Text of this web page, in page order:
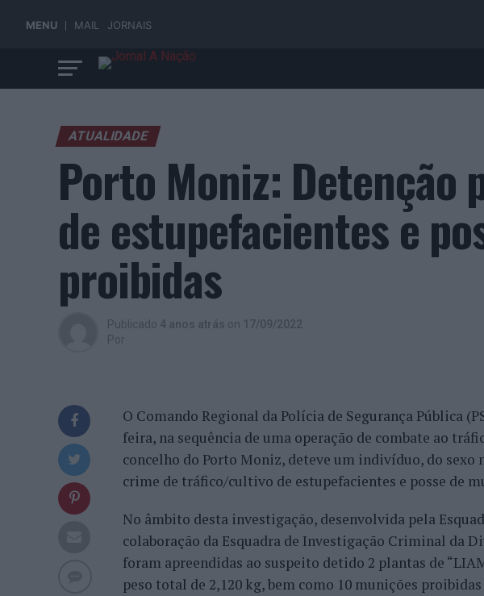
MENU MAIL JORNAIS
ATUALIDADE
Porto Moniz:
de estupefacientes e
proibidas
Publicado 4 anos atrás on 17/09/2022
Por
O Comando Regional da Polícia de Segurança Pública
feira, na sequência de uma operação de combate ao
concelho do Porto Moniz, deteve um indivíduo, do
crime de tráfico/cultivo de estupefacientes e posse de
No âmbito desta investigação, desenvolvida pela
colaboração da Esquadra de Investigação Criminal da
foram apreendidas ao suspeito detido 2 plantas de
peso total de 2,120 kg, bem como 10 munições